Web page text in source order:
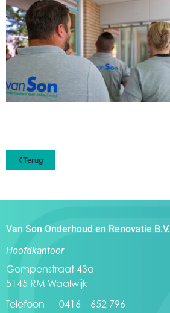
Terug
Van Son Onderhoud en Renovatie B.V.
Hoofdkantoor
Gompenstraat 43a
5145 RM Waalwijk
Telefoon 0416 – 652 796